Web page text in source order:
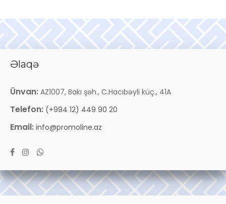
Əlaqə
Ünvan: AZ1007, Bakı şəh., C.Hacıbəyli küç., 41A
Telefon: (+994 12) 449 90 20
Email: info@promoline.az